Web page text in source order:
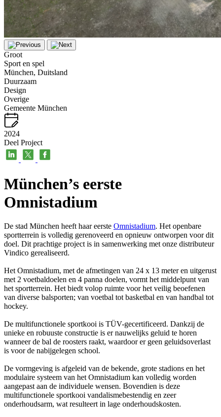
Groot
Sport en spel
München, Duitsland
Duurzaam
Design
Overige
Gemeente München
2024
Deel Project
München’s eerste
Omnistadium
De stad München heeft haar eerste Omnistadium. Het openbare
sportterrein is volledig gerenoveerd en opnieuw ontworpen voor dit
doel. Dit prachtige project is in samenwerking met onze distributeur
Vindico gerealiseerd.
Het Omnistadium, met de afmetingen van 24 x 13 meter en uitgerust
met 2 voetbaldoelen en 4 panna doelen, vormt het middelpunt van
het sportterrein. Het biedt volop ruimte voor het veilig beoefenen
van diverse balsporten; van voetbal tot basketbal en van handbal tot
hockey.
De multifunctionele sportkooi is TÜV-gecertificeerd. Dankzij de
unieke en robuuste constructie is er nauwelijks geluid te horen
wanneer de bal de roosters raakt, waardoor er geen geluidsoverlast
is voor de nabijgelegen school.
De vormgeving is afgeleid van de bekende, grote stadions en het
modulaire systeem van het Omnistadium kan volledig worden
aangepast aan de individuele wensen. Bovendien is deze
multifunctionele sportkooi vandalismebestendig en zeer
onderhoudsarm, wat resulteert in lage onderhoudskosten.